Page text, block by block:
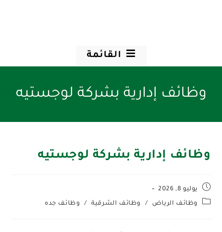
القائمة
وظائف إدارية بشركة لوجستيه
وظائف إدارية بشركة لوجستيه
يوليو 8, 2026
وظائف الرياض / وظائف الشرقية / وظائف جده